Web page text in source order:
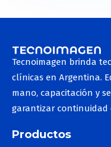
Tecnoimagen brinda
clínicas en Argentina.
mano, capacitación y
garantizar continuidad
Productos